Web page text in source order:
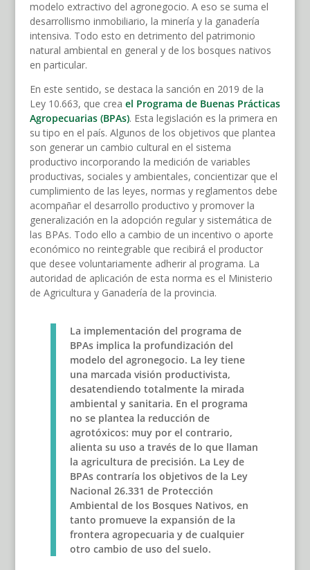
modelo extractivo del agronegocio. A eso se suma el
desarrollismo inmobiliario, la minería y la ganadería
intensiva. Todo esto en detrimento del patrimonio
natural ambiental en general y de los bosques nativos
en particular.
En este sentido, se destaca la sanción en 2019 de la
Ley 10.663, que crea el Programa de Buenas Prácticas
Agropecuarias (BPAs). Esta legislación es la primera en
su tipo en el país. Algunos de los objetivos que plantea
son generar un cambio cultural en el sistema
productivo incorporando la medición de variables
productivas, sociales y ambientales, concientizar que el
cumplimiento de las leyes, normas y reglamentos debe
acompañar el desarrollo productivo y promover la
generalización en la adopción regular y sistemática de
las BPAs. Todo ello a cambio de un incentivo o aporte
económico no reintegrable que recibirá el productor
que desee voluntariamente adherir al programa. La
autoridad de aplicación de esta norma es el Ministerio
de Agricultura y Ganadería de la provincia.
La implementación del programa de
BPAs implica la profundización del
modelo del agronegocio. La ley tiene
una marcada visión productivista,
desatendiendo totalmente la mirada
ambiental y sanitaria. En el programa
no se plantea la reducción de
agrotóxicos: muy por el contrario,
alienta su uso a través de lo que llaman
la agricultura de precisión. La Ley de
BPAs contraría los objetivos de la Ley
Nacional 26.331 de Protección
Ambiental de los Bosques Nativos, en
tanto promueve la expansión de la
frontera agropecuaria y de cualquier
otro cambio de uso del suelo.